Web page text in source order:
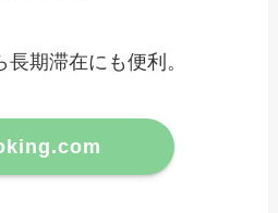
期滞在にも便利。